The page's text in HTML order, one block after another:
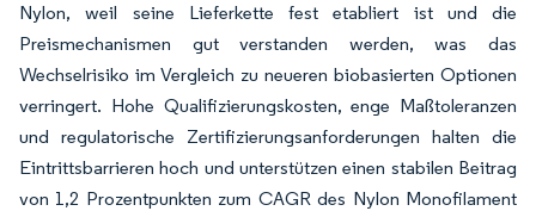
Nylon, weil seine Lieferkette fest etabliert ist und die
Preismechanismen gut verstanden werden, was das
Wechselrisiko im Vergleich zu neueren biobasierten Optionen
verringert. Hohe Qualifizierungskosten, enge Maßtoleranzen
und regulatorische Zertifizierungsanforderungen halten die
Eintrittsbarrieren hoch und unterstützen einen stabilen Beitrag
von 1,2 Prozentpunkten zum CAGR des Nylon Monofilament